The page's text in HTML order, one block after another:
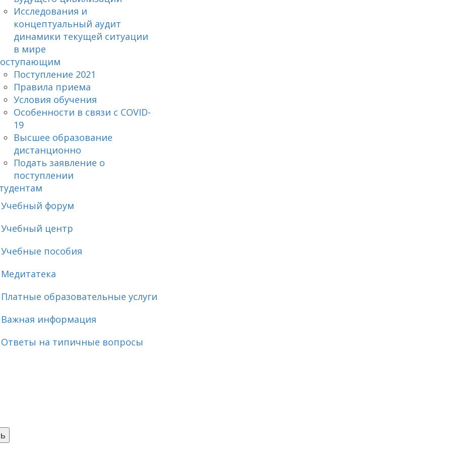
Исследования и
концептуальный аудит
динамики текущей ситуации
в мире
Поступление 2021
Правила приема
Условия обучения
Особенности в связи с COVID-
19
Высшее образование
дистанционно
Подать заявление о
поступлении
Учебный форум
Учебный центр
Учебные пособия
Медитатека
Платные образовательные услуги
Важная информация
Ответы на типичные вопросы